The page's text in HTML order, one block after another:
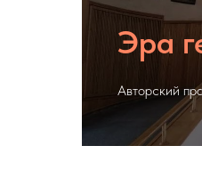
Эра
Авторский